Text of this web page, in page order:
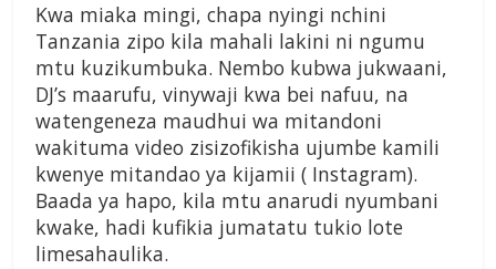
Kwa miaka mingi, chapa nyingi nchini
Tanzania zipo kila mahali lakini ni ngumu
mtu kuzikumbuka. Nembo kubwa jukwaani,
DJ’s maarufu, vinywaji kwa bei nafuu, na
watengeneza maudhui wa mitandoni
wakituma video zisizofikisha ujumbe kamili
kwenye mitandao ya kijamii ( Instagram).
Baada ya hapo, kila mtu anarudi nyumbani
kwake, hadi kufikia jumatatu tukio lote
limesahaulika.